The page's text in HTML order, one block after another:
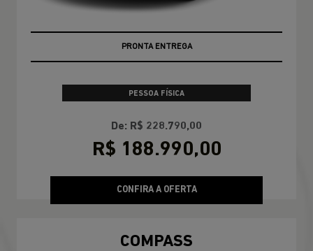
PRONTA ENTREGA
PESSOA FÍSICA
De: R$ 228.790,00
R$ 188.990,00
CONFIRA A OFERTA
COMPASS